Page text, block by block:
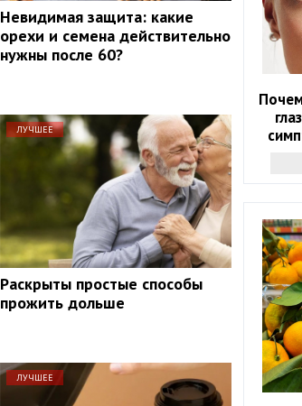
Невидимая защита: какие
орехи и семена действительно
нужны после 60?
ЛУЧШЕЕ
Раскрыты простые способы
прожить дольше
ЛУЧШЕЕ